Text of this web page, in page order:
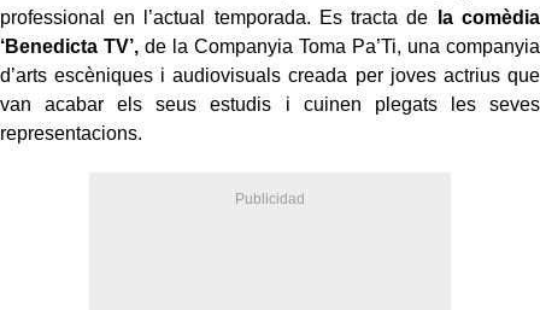
professional en l’actual temporada. Es tracta de la comèdia
‘Benedicta TV’, de la Companyia Toma Pa’Ti, una companyia
d’arts escèniques i audiovisuals creada per joves actrius que
van acabar els seus estudis i cuinen plegats les seves
representacions.